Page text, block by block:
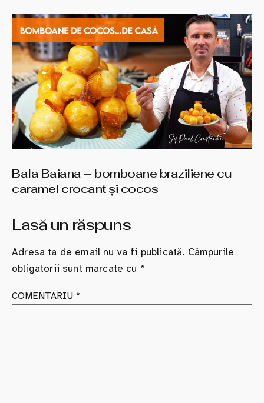
Bala Baiana – bomboane braziliene cu
caramel crocant şi cocos
Lasă un răspuns
Adresa ta de email nu va fi publicată. Câmpurile
obligatorii sunt marcate cu *
COMENTARIU *